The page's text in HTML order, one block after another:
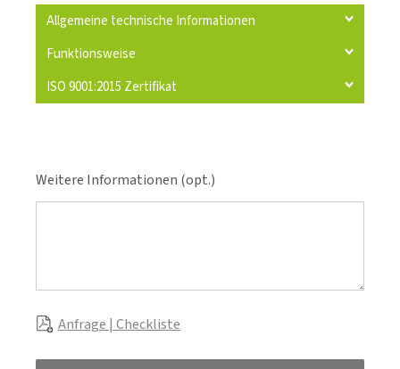
Allgemeine technische Informationen
Funktionsweise
ISO 9001:2015 Zertifikat
Weitere Informationen (opt.)
Anfrage | Checkliste